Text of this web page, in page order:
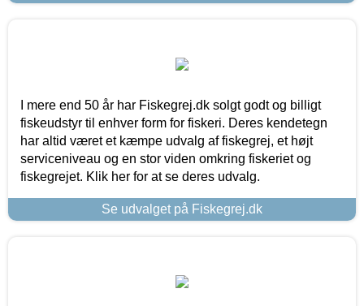
I mere end 50 år har Fiskegrej.dk solgt godt og billigt
fiskeudstyr til enhver form for fiskeri. Deres kendetegn
har altid været et kæmpe udvalg af fiskegrej, et højt
serviceniveau og en stor viden omkring fiskeriet og
fiskegrejet. Klik her for at se deres udvalg.
Se udvalget på Fiskegrej.dk